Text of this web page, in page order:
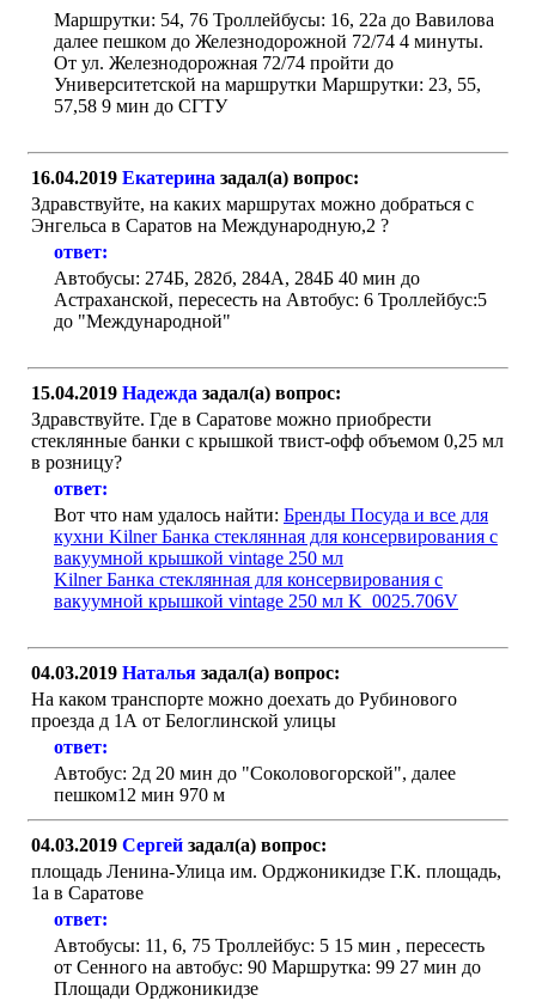
Маршрутки: 54, 76 Троллейбусы: 16, 22а до Вавилова
далее пешком до Железнодорожной 72/74 4 минуты.
От ул. Железнодорожная 72/74 пройти до
Университетской на маршрутки Маршрутки: 23, 55,
57,58 9 мин до СГТУ
16.04.2019 Екатерина задал(а) вопрос:
Здравствуйте, на каких маршрутах можно добраться с
Энгельса в Саратов на Международную,2 ?
ответ:
Автобусы: 274Б, 282б, 284А, 284Б 40 мин до
Астраханской, пересесть на Автобус: 6 Троллейбус:5
до "Международной"
15.04.2019 Надежда задал(а) вопрос:
Здравствуйте. Где в Саратове можно приобрести
стеклянные банки с крышкой твист-офф объемом 0,25 мл
в розницу?
ответ:
Вот что нам удалось найти: Бренды Посуда и все для
кухни Kilner Банка стеклянная для консервирования с
вакуумной крышкой vintage 250 мл
Kilner Банка стеклянная для консервирования с
вакуумной крышкой vintage 250 мл K_0025.706V
04.03.2019 Наталья задал(а) вопрос:
На каком транспорте можно доехать до Рубинового
проезда д 1А от Белоглинской улицы
ответ:
Автобус: 2д 20 мин до "Соколовогорской", далее
пешком12 мин 970 м
04.03.2019 Сергей задал(а) вопрос:
площадь Ленина-Улица им. Орджоникидзе Г.К. площадь,
1а в Саратове
ответ:
Автобусы: 11, 6, 75 Троллейбус: 5 15 мин , пересесть
от Сенного на автобус: 90 Маршрутка: 99 27 мин до
Площади Орджоникидзе